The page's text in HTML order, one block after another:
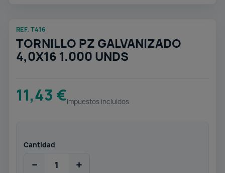
REF. T416
TORNILLO PZ GALVANIZADO
4,0X16 1.000 UNDS
11,43 €Impuestos incluidos
Cantidad
− +